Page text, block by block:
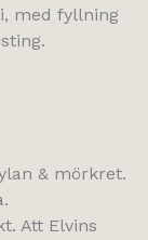
med fyllning
& mörkret.
Att Elvins